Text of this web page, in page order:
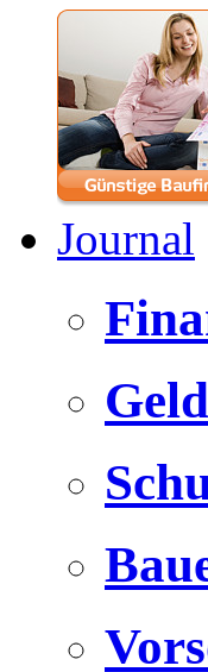
Journal